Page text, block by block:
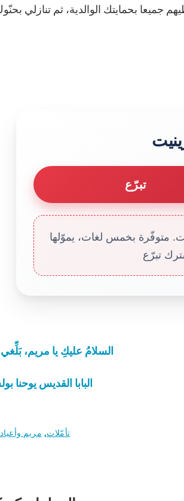
جميعا بحمايتك الوالدية، ثم تنازلي
تبرّع
متوفّرة بخمس لغات، يموّلها
تبرّع
السلامُ عليكِ يا مريم،
البابا القديس يوحنا
تأمّلات, مريم